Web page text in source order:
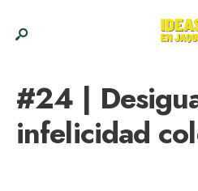
#24 |
infelicidad